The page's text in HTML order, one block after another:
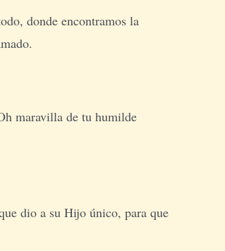
donde encontramos la
maravilla de tu humilde
dio a su Hijo único, para que